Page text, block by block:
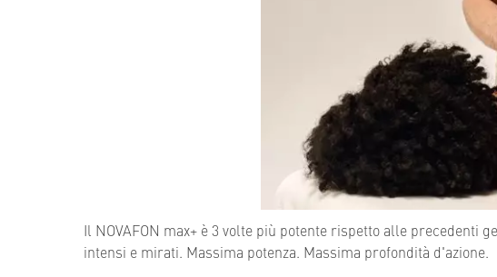
Il NOVAFON max+ è 3 volte più potente rispetto alle precedenti
intensi e mirati. Massima potenza. Massima profondità d'azione.